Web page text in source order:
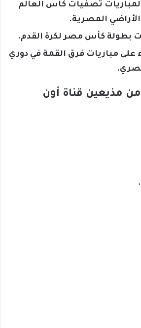
لمباريات تصفيات كأس العالم
المصرية.
بطولة كأس مصر لكرة القدم.
مباريات فرق القمة في دوري
مذيعين قناة أون